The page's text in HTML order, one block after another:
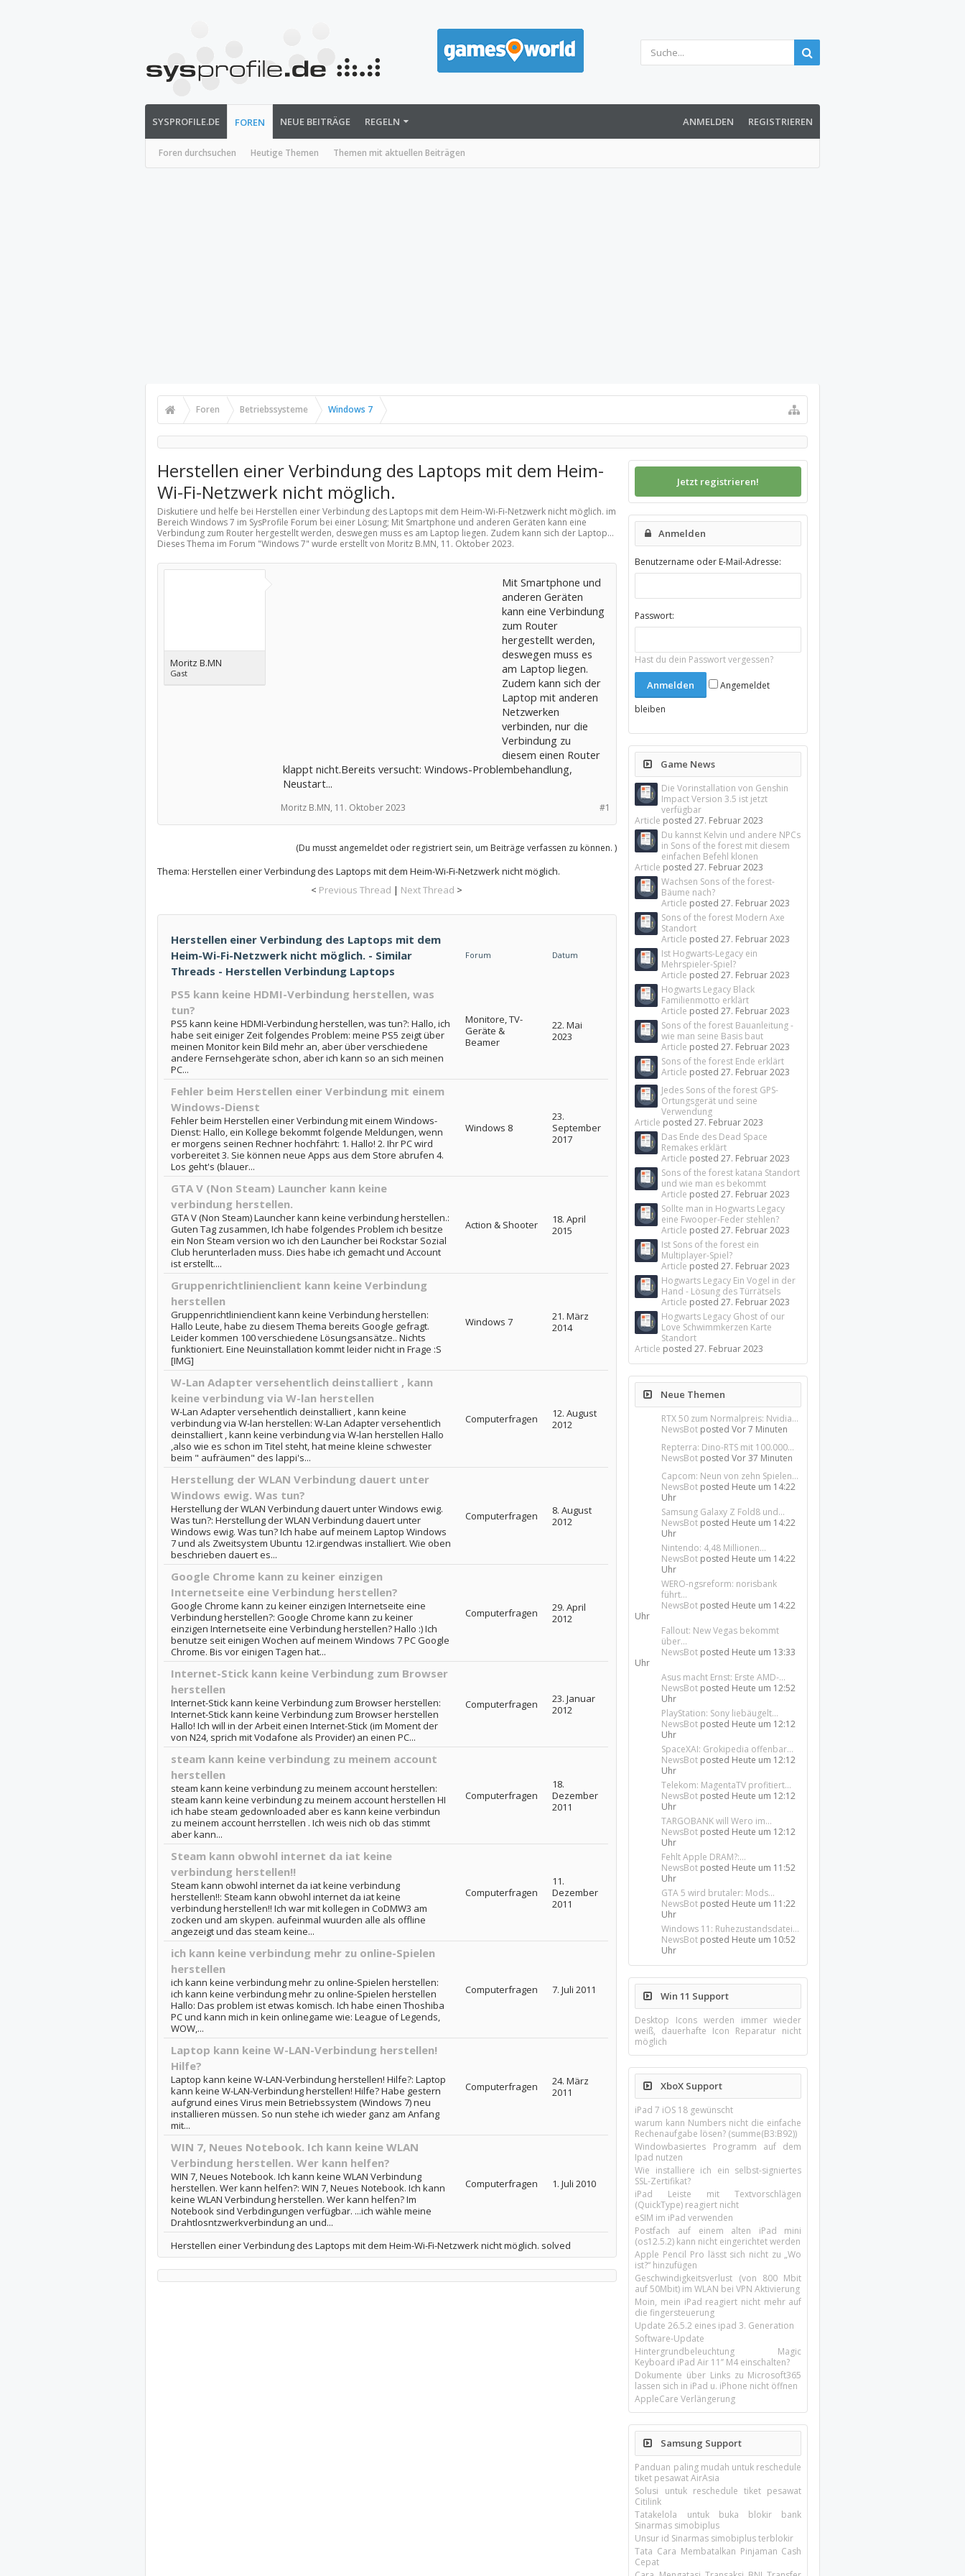
SYSPROFILE.DE FOREN
Foren durchsuchen Heutige Themen Themen mit aktuellen Beiträgen
NEUE BEITRÄGE REGELN ANMELDEN REGISTRIEREN
Foren Betriebssysteme Windows 7
Herstellen einer Verbindung des Laptops mit dem Heim-
Wi-Fi-Netzwerk nicht möglich.
Diskutiere und helfe bei Herstellen einer Verbindung des Laptops mit dem Heim-Wi-Fi-Netzwerk nicht möglich. im
Bereich Windows 7 im SysProfile Forum bei einer Lösung; Mit Smartphone und anderen Geräten kann eine
Verbindung zum Router hergestellt werden, deswegen muss es am Laptop liegen. Zudem kann sich der Laptop...
Dieses Thema im Forum "Windows 7" wurde erstellt von Moritz B.MN, 11. Oktober 2023.
Moritz B.MN
Gast
Mit Smartphone und
anderen Geräten
kann eine Verbindung
zum Router
hergestellt werden,
deswegen muss es
am Laptop liegen.
Zudem kann sich der
Laptop mit anderen
Netzwerken
verbinden, nur die
Verbindung zu
diesem einen Router
klappt nicht.Bereits versucht: Windows-Problembehandlung,
Neustart...
#1
Moritz B.MN, 11. Oktober 2023
(Du musst angemeldet oder registriert sein, um Beiträge verfassen zu können. )
Thema: Herstellen einer Verbindung des Laptops mit dem Heim-Wi-Fi-Netzwerk nicht möglich.
< Previous Thread | Next Thread >
Herstellen einer Verbindung des Laptops mit dem
Heim-Wi-Fi-Netzwerk nicht möglich. - Similar
Threads - Herstellen Verbindung Laptops
Forum Datum
PS5 kann keine HDMI-Verbindung herstellen, was
tun?
PS5 kann keine HDMI-Verbindung herstellen, was tun?: Hallo, ich
habe seit einiger Zeit folgendes Problem: meine PS5 zeigt über
meinen Monitor kein Bild mehr an, aber über verschiedene
andere Fernsehgeräte schon, aber ich kann so an sich meinen
PC...
Monitore, TV-
Geräte &
Beamer
22. Mai
2023
Fehler beim Herstellen einer Verbindung mit einem
Windows-Dienst
Fehler beim Herstellen einer Verbindung mit einem Windows-
Dienst: Hallo, ein Kollege bekommt folgende Meldungen, wenn
er morgens seinen Rechner hochfährt: 1. Hallo! 2. Ihr PC wird
vorbereitet 3. Sie können neue Apps aus dem Store abrufen 4.
Los geht's (blauer...
Windows 8
23.
September
2017
GTA V (Non Steam) Launcher kann keine
verbindung herstellen.
GTA V (Non Steam) Launcher kann keine verbindung herstellen.:
Guten Tag zusammen, Ich habe folgendes Problem ich besitze
ein Non Steam version wo ich den Launcher bei Rockstar Sozial
Club herunterladen muss. Dies habe ich gemacht und Account
ist erstellt....
Action & Shooter
18. April
2015
Gruppenrichtlinienclient kann keine Verbindung
herstellen
Gruppenrichtlinienclient kann keine Verbindung herstellen:
Hallo Leute, habe zu diesem Thema bereits Google gefragt.
Leider kommen 100 verschiedene Lösungsansätze.. Nichts
funktioniert. Eine Neuinstallation kommt leider nicht in Frage :S
[IMG]
Windows 7
21. März
2014
W-Lan Adapter versehentlich deinstalliert , kann
keine verbindung via W-lan herstellen
W-Lan Adapter versehentlich deinstalliert , kann keine
verbindung via W-lan herstellen: W-Lan Adapter versehentlich
deinstalliert , kann keine verbindung via W-lan herstellen Hallo
,also wie es schon im Titel steht, hat meine kleine schwester
beim " aufräumen" des lappi's...
Computerfragen
12. August
2012
Herstellung der WLAN Verbindung dauert unter
Windows ewig. Was tun?
Herstellung der WLAN Verbindung dauert unter Windows ewig.
Was tun?: Herstellung der WLAN Verbindung dauert unter
Windows ewig. Was tun? Ich habe auf meinem Laptop Windows
7 und als Zweitsystem Ubuntu 12.irgendwas installiert. Wie oben
beschrieben dauert es...
Computerfragen
8. August
2012
Google Chrome kann zu keiner einzigen
Internetseite eine Verbindung herstellen?
Google Chrome kann zu keiner einzigen Internetseite eine
Verbindung herstellen?: Google Chrome kann zu keiner
einzigen Internetseite eine Verbindung herstellen? Hallo :) Ich
benutze seit einigen Wochen auf meinem Windows 7 PC Google
Chrome. Bis vor einigen Tagen hat...
Computerfragen
29. April
2012
Internet-Stick kann keine Verbindung zum Browser
herstellen
Internet-Stick kann keine Verbindung zum Browser herstellen:
Internet-Stick kann keine Verbindung zum Browser herstellen
Hallo! Ich will in der Arbeit einen Internet-Stick (im Moment der
von N24, sprich mit Vodafone als Provider) an einen PC...
Computerfragen
23. Januar
2012
steam kann keine verbindung zu meinem account
herstellen
steam kann keine verbindung zu meinem account herstellen:
steam kann keine verbindung zu meinem account herstellen HI
ich habe steam gedownloaded aber es kann keine verbindun
zu meinem account herrstellen . Ich weis nich ob das stimmt
aber kann...
Computerfragen
18.
Dezember
2011
Steam kann obwohl internet da iat keine
verbindung herstellen!!
Steam kann obwohl internet da iat keine verbindung
herstellen!!: Steam kann obwohl internet da iat keine
verbindung herstellen!! Ich war mit kollegen in CoDMW3 am
zocken und am skypen. aufeinmal wuurden alle als offline
angezeigt und das steam keine...
Computerfragen
11.
Dezember
2011
ich kann keine verbindung mehr zu online-Spielen
herstellen
ich kann keine verbindung mehr zu online-Spielen herstellen:
ich kann keine verbindung mehr zu online-Spielen herstellen
Hallo: Das problem ist etwas komisch. Ich habe einen Thoshiba
PC und kann mich in kein onlinegame wie: League of Legends,
WOW,...
Computerfragen 7. Juli 2011
Laptop kann keine W-LAN-Verbindung herstellen!
Hilfe?
Laptop kann keine W-LAN-Verbindung herstellen! Hilfe?: Laptop
kann keine W-LAN-Verbindung herstellen! Hilfe? Habe gestern
aufgrund eines Virus mein Betriebssystem (Windows 7) neu
installieren müssen. So nun stehe ich wieder ganz am Anfang
mit...
Computerfragen
24. März
2011
WIN 7, Neues Notebook. Ich kann keine WLAN
Verbindung herstellen. Wer kann helfen?
WIN 7, Neues Notebook. Ich kann keine WLAN Verbindung
herstellen. Wer kann helfen?: WIN 7, Neues Notebook. Ich kann
keine WLAN Verbindung herstellen. Wer kann helfen? Im
Notebook sind Verbdingungen verfügbar. ...ich wähle meine
Drahtlosntzwerkverbindung an und...
Computerfragen 1. Juli 2010
Herstellen einer Verbindung des Laptops mit dem Heim-Wi-Fi-Netzwerk nicht möglich. solved
Jetzt registrieren!
Anmelden
Benutzername oder E-Mail-Adresse:
Passwort:
Hast du dein Passwort vergessen?
Angemeldet
bleiben
Game News
Die Vorinstallation von Genshin
Impact Version 3.5 ist jetzt
verfügbar
Article posted27. Februar 2023
Du kannst Kelvin und andere NPCs
in Sons of the forest mit diesem
einfachen Befehl klonen
Article posted27. Februar 2023
Wachsen Sons of the forest-
Bäume nach?
Article posted27. Februar 2023
Sons of the forest Modern Axe
Standort
Article posted27. Februar 2023
Ist Hogwarts-Legacy ein
Mehrspieler-Spiel?
Article posted27. Februar 2023
Hogwarts Legacy Black
Familienmotto erklärt
Article posted27. Februar 2023
Sons of the forest Bauanleitung -
wie man seine Basis baut
Article posted27. Februar 2023
Sons of the forest Ende erklärt
Article posted27. Februar 2023
Jedes Sons of the forest GPS-
Ortungsgerät und seine
Verwendung
Article posted27. Februar 2023
Das Ende des Dead Space
Remakes erklärt
Article posted27. Februar 2023
Sons of the forest katana Standort
und wie man es bekommt
Article posted27. Februar 2023
Sollte man in Hogwarts Legacy
eine Fwooper-Feder stehlen?
Article posted27. Februar 2023
Ist Sons of the forest ein
Multiplayer-Spiel?
Article posted27. Februar 2023
Hogwarts Legacy Ein Vogel in der
Hand - Lösung des Türrätsels
Article posted27. Februar 2023
Hogwarts Legacy Ghost of our
Love Schwimmkerzen Karte
Standort
Article posted27. Februar 2023
Neue Themen
RTX 50 zum Normalpreis: Nvidia...
NewsBot postedVor 7 Minuten
Repterra: Dino-RTS mit 100.000...
NewsBot postedVor 37 Minuten
Capcom: Neun von zehn Spielen...
NewsBot posted Heute um 14:22
Uhr
Samsung Galaxy Z Fold8 und...
NewsBot posted Heute um 14:22
Uhr
Nintendo: 4,48 Millionen...
NewsBot posted Heute um 14:22
Uhr
WERO-ngsreform: norisbank
führt...
NewsBot posted Heute um 14:22
Uhr
Fallout: New Vegas bekommt
über...
NewsBot posted Heute um 13:33
Uhr
Asus macht Ernst: Erste AMD-...
NewsBot posted Heute um 12:52
Uhr
PlayStation: Sony liebäugelt...
NewsBot posted Heute um 12:12
Uhr
SpaceXAI: Grokipedia offenbar...
NewsBot posted Heute um 12:12
Uhr
Telekom: MagentaTV profitiert...
NewsBot posted Heute um 12:12
Uhr
TARGOBANK will Wero im...
NewsBot posted Heute um 12:12
Uhr
Fehlt Apple DRAM?:...
NewsBot posted Heute um 11:52
Uhr
GTA 5 wird brutaler: Mods...
NewsBot posted Heute um 11:22
Uhr
Windows 11: Ruhezustandsdatei...
NewsBot posted Heute um 10:52
Uhr
Win 11 Support
Desktop Icons werden immer wieder
weiß, dauerhafte Icon Reparatur nicht
möglich
XboX Support
iPad 7 iOS 18 gewünscht
warum kann Numbers nicht die einfache
Rechenaufgabe lösen? (summe(B3:B92))
Windowbasiertes Programm auf dem
Ipad nutzen
Wie installiere ich ein selbst-signiertes
SSL-Zertifikat?
iPad Leiste mit Textvorschlägen
(QuickType) reagiert nicht
eSIM im iPad verwenden
Postfach auf einem alten iPad mini
(os12.5.2) kann nicht eingerichtet werden
Apple Pencil Pro lässt sich nicht zu „Wo
ist?“ hinzufügen
Geschwindigkeitsverlust (von 800 Mbit
auf 50Mbit) im WLAN bei VPN Aktivierung
Moin, mein iPad reagiert nicht mehr auf
die fingersteuerung
Update 26.5.2 eines ipad 3. Generation
Software-Update
Hintergrundbeleuchtung Magic
Keyboard iPad Air 11’’ M4 einschalten?
Dokumente über Links zu Microsoft365
lassen sich in iPad u. iPhone nicht öffnen
AppleCare Verlängerung
Samsung Support
Panduan paling mudah untuk reschedule
tiket pesawat AirAsia
Solusi untuk reschedule tiket pesawat
Citilink
Tatakelola untuk buka blokir bank
Sinarmas simobiplus
Unsur id Sinarmas simobiplus terblokir
Tata Cara Membatalkan Pinjaman Cash
Cepat